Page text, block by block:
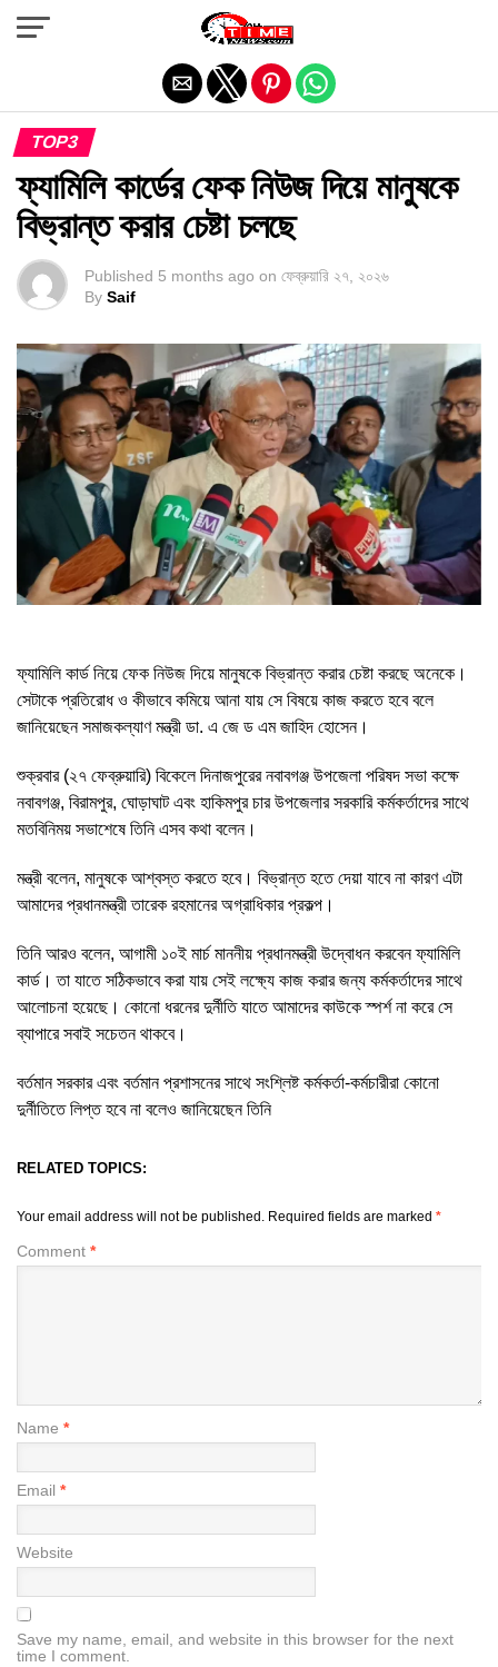
TOP3
ফ্যামিলি কার্ডের ফেক নিউজ দিয়ে মানুষকে
বিভ্রান্ত করার চেষ্টা চলছে
Published 5 months ago on ফেব্রুয়ারি ২৭, ২০২৬
By Saif
ফ্যামিলি কার্ড নিয়ে ফেক নিউজ দিয়ে মানুষকে বিভ্রান্ত করার চেষ্টা করছে অনেকে।
সেটাকে প্রতিরোধ ও কীভাবে কমিয়ে আনা যায় সে বিষয়ে কাজ করতে হবে বলে
জানিয়েছেন সমাজকল্যাণ মন্ত্রী ডা. এ জে ড এম জাহিদ হোসেন।
শুক্রবার (২৭ ফেব্রুয়ারি) বিকেলে দিনাজপুরের নবাবগঞ্জ উপজেলা পরিষদ সভা কক্ষে
নবাবগঞ্জ, বিরামপুর, ঘোড়াঘাট এবং হাকিমপুর চার উপজেলার সরকারি কর্মকর্তাদের সাথে
মতবিনিময় সভাশেষে তিনি এসব কথা বলেন।
মন্ত্রী বলেন, মানুষকে আশ্বস্ত করতে হবে। বিভ্রান্ত হতে দেয়া যাবে না কারণ এটা
আমাদের প্রধানমন্ত্রী তারেক রহমানের অগ্রাধিকার প্রকল্প।
তিনি আরও বলেন, আগামী ১০ই মার্চ মাননীয় প্রধানমন্ত্রী উদ্বোধন করবেন ফ্যামিলি
কার্ড। তা যাতে সঠিকভাবে করা যায় সেই লক্ষ্যে কাজ করার জন্য কর্মকর্তাদের সাথে
আলোচনা হয়েছে। কোনো ধরনের দুর্নীতি যাতে আমাদের কাউকে স্পর্শ না করে সে
ব্যাপারে সবাই সচেতন থাকবে।
বর্তমান সরকার এবং বর্তমান প্রশাসনের সাথে সংশ্লিষ্ট কর্মকর্তা-কর্মচারীরা কোনো
দুর্নীতিতে লিপ্ত হবে না বলেও জানিয়েছেন তিনি
RELATED TOPICS:
Your email address will not be published. Required fields are marked *
Comment *
Name *
Email *
Website
Save my name, email, and website in this browser for the next
time I comment.
Exit mobile version